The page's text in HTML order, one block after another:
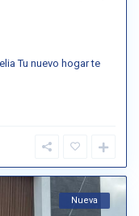
Tu nuevo hogar te
Nueva